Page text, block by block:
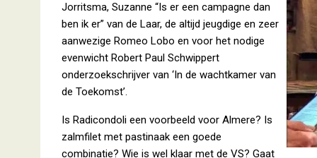
Jorritsma, Suzanne “Is er een campagne dan
ben ik er” van de Laar, de altijd jeugdige en zeer
aanwezige Romeo Lobo en voor het nodige
evenwicht Robert Paul Schwippert
onderzoekschrijver van ‘In de wachtkamer van
de Toekomst’.
Is Radicondoli een voorbeeld voor Almere? Is
zalmfilet met pastinaak een goede
combinatie? Wie is wel klaar met de VS? Gaat